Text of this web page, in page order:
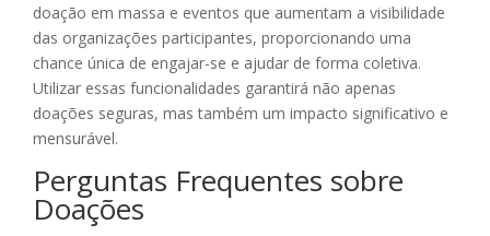
doação em massa e eventos que aumentam a visibilidade
das organizações participantes, proporcionando uma
chance única de engajar-se e ajudar de forma coletiva.
Utilizar essas funcionalidades garantirá não apenas
doações seguras, mas também um impacto significativo e
mensurável.
Perguntas Frequentes sobre
Doações